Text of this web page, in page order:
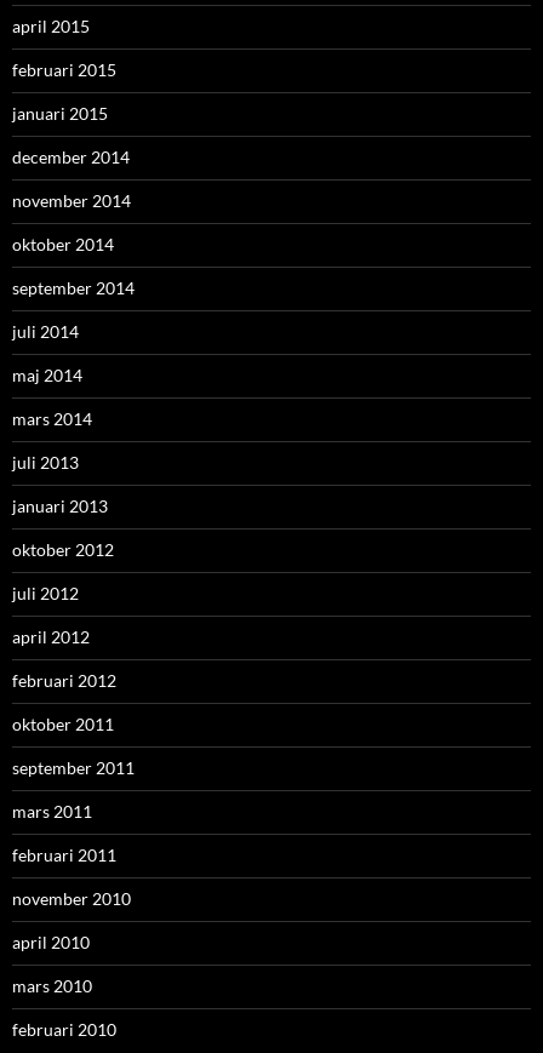
april 2015
februari 2015
januari 2015
december 2014
november 2014
oktober 2014
september 2014
juli 2014
maj 2014
mars 2014
juli 2013
januari 2013
oktober 2012
juli 2012
april 2012
februari 2012
oktober 2011
september 2011
mars 2011
februari 2011
november 2010
april 2010
mars 2010
februari 2010